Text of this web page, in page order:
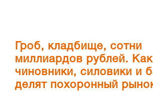
Гроб, кладбище, сотни
миллиардов рублей. Как
чиновники, силовики и
делят похоронный